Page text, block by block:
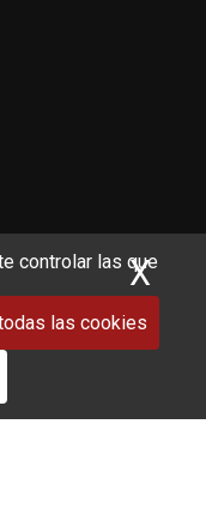
controlar las que
las cookies
X